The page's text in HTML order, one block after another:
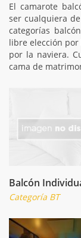
El camarote
ser cualquiera
categorías
libre elección
por la naviera.
cama de
Balcón
Categoría BT